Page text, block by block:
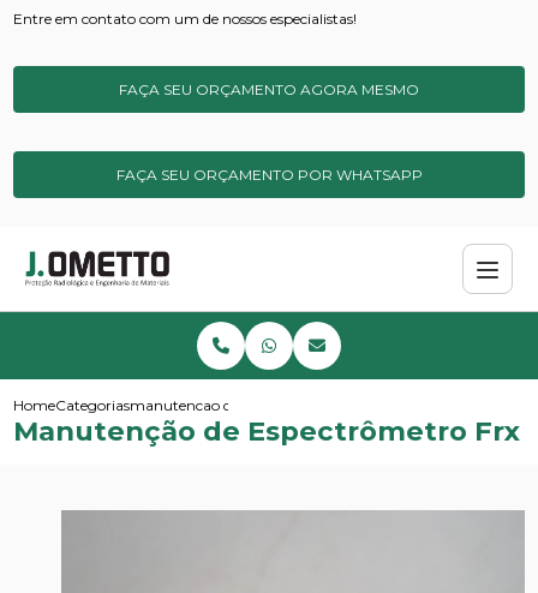
Entre em contato com um de nossos especialistas!
FAÇA SEU ORÇAMENTO AGORA MESMO
FAÇA SEU ORÇAMENTO POR WHATSAPP
HomeCategoriasmanutencao de espectrometro frx
Manutenção de Espectrômetro Frx